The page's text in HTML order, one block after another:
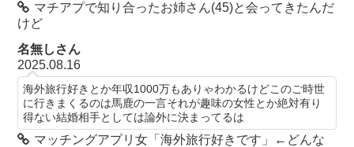
マチアプで知り合ったお姉さん(45)と会ってきたんだ
けど
名無しさん
2025.08.16
海外旅行好きとか年収1000万もありゃわかるけどこのご時世
に行きまくるのは馬鹿の一言それが趣味の女性とか絶対有り
得ない結婚相手としては論外に決まってるは
マッチングアプリ女「海外旅行好きです」←どんな